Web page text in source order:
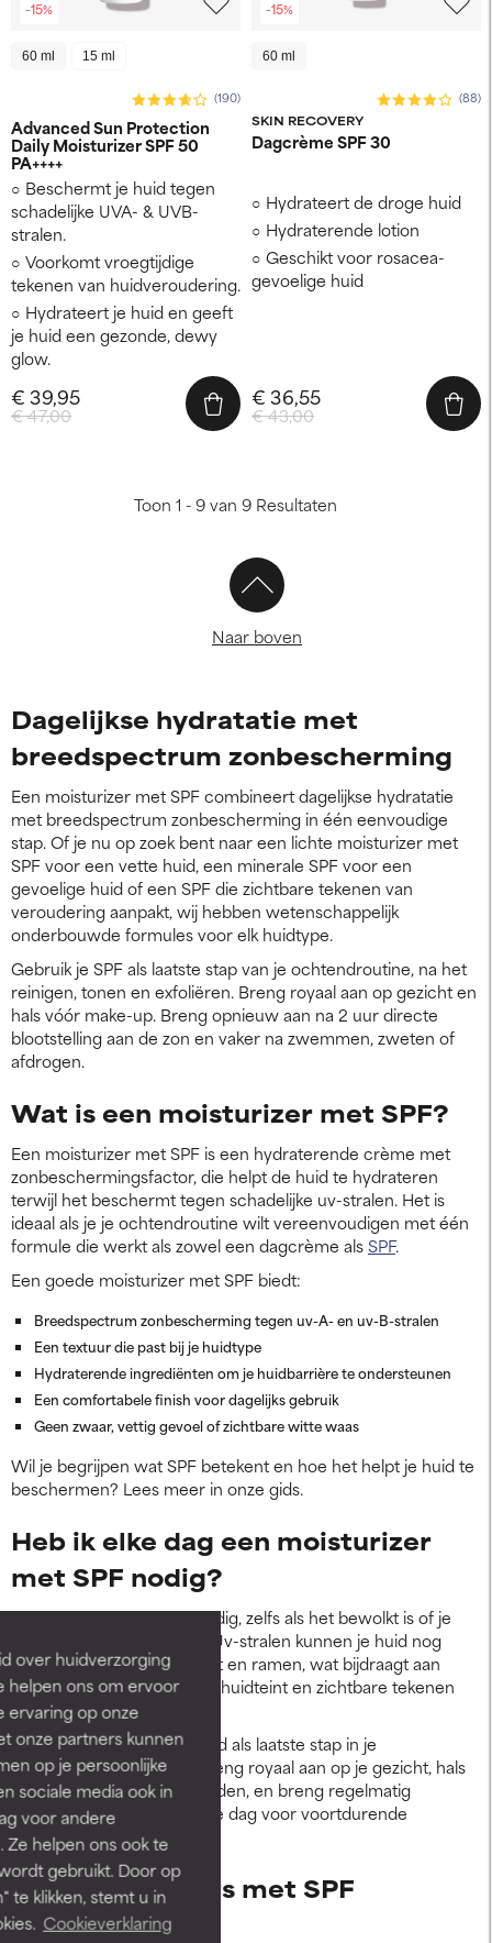
over huidverzorging
helpen ons om ervoor
ervaring op onze
onze partners kunnen
op je persoonlijke
sociale media ook in
voor andere
helpen ons ook te
gebruikt. Door op
te klikken, stemt u in
Cookieverklaring
-15%
60 ml 15 ml
(190)
Advanced Sun Protection
Daily Moisturizer SPF 50
PA++++
Beschermt je huid tegen
schadelijke UVA- & UVB-
stralen.
Voorkomt vroegtijdige
tekenen van huidveroudering.
Hydrateert je huid en geeft
je huid een gezonde, dewy
glow.
€ 47,00
€ 39,95
-15%
60 ml
SKIN RECOVERY
(88)
Dagcrème SPF 30
Hydrateert de droge huid
Hydraterende lotion
Geschikt voor rosacea-
gevoelige huid
€ 43,00
€ 36,55
Toon 1 - 9 van 9 Resultaten
Naar boven
Dagelijkse hydratatie met
breedspectrum zonbescherming
Een moisturizer met SPF combineert dagelijkse hydratatie
met breedspectrum zonbescherming in één eenvoudige
stap. Of je nu op zoek bent naar een lichte moisturizer met
SPF voor een vette huid, een minerale SPF voor een
gevoelige huid of een SPF die zichtbare tekenen van
veroudering aanpakt, wij hebben wetenschappelijk
onderbouwde formules voor elk huidtype.
Gebruik je SPF als laatste stap van je ochtendroutine, na het
reinigen, tonen en exfoliëren. Breng royaal aan op gezicht en
hals vóór make-up. Breng opnieuw aan na 2 uur directe
blootstelling aan de zon en vaker na zwemmen, zweten of
afdrogen.
Wat is een moisturizer met SPF?
Een moisturizer met SPF is een hydraterende crème met
zonbeschermingsfactor, die helpt de huid te hydrateren
terwijl het beschermt tegen schadelijke uv-stralen. Het is
ideaal als je je ochtendroutine wilt vereenvoudigen met één
formule die werkt als zowel een dagcrème alsSPF.
Een goede moisturizer met SPF biedt:
Breedspectrum zonbescherming tegen uv-A- en uv-B-stralen
Een textuur die past bij je huidtype
Hydraterende ingrediënten om je huidbarrière te ondersteunen
Een comfortabele finish voor dagelijks gebruik
Geen zwaar, vettig gevoel of zichtbare witte waas
Wil je begrijpen wat SPF betekent en hoe het helpt je huid te
beschermen? Lees meer in onze gids.
Heb ik elke dag een moisturizer
met SPF nodig?
Ja, je hebt elke dag SPF nodig, zelfs als het bewolkt is of je
voornamelijk binnen bent. Uv-stralen kunnen je huid nog
steeds bereiken via daglicht en ramen, wat bijdraagt aan
zonneschade, een oneffen huidteint en zichtbare tekenen
van huidveroudering.
Gebruik je SPF elke ochtend als laatste stap in je
huidverzorgingsroutine. Breng royaal aan op je gezicht, hals
en alle blootgestelde gebieden, en breng regelmatig
opnieuw aan gedurende de dag voor voortdurende
bescherming.
Zijn moisturizers met SPF
effectief?